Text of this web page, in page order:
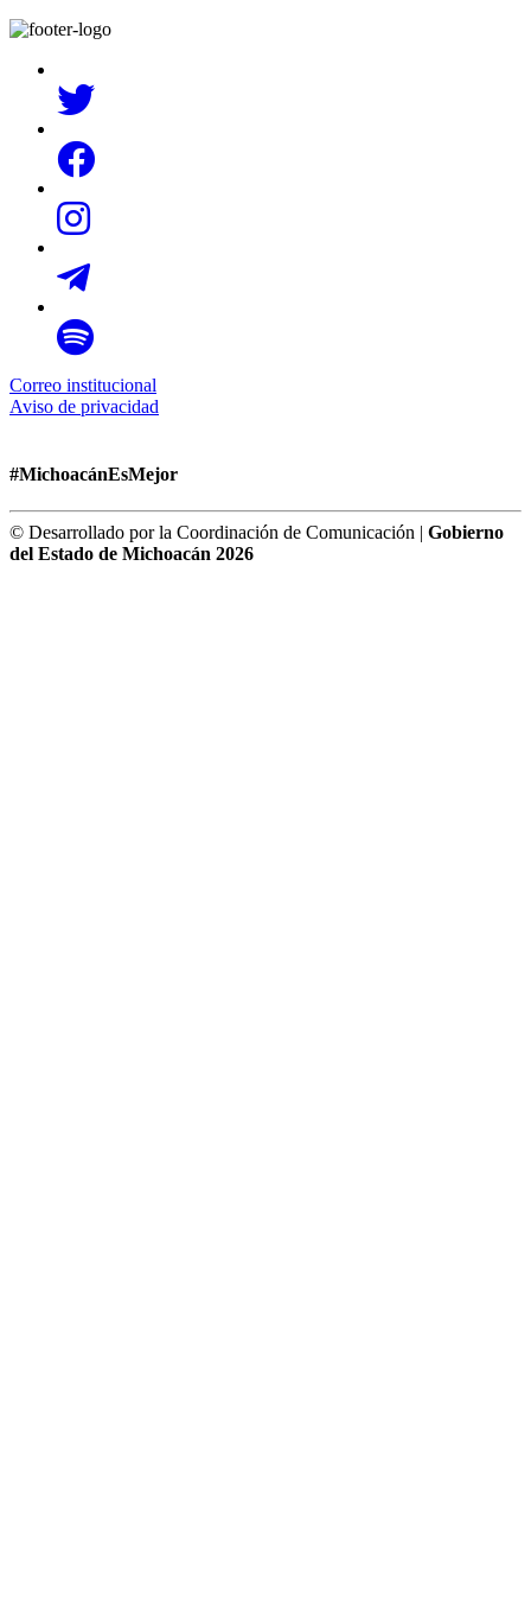
Correo institucional
Aviso de privacidad
#MichoacánEsMejor
© Desarrollado por la Coordinación de Comunicación | Gobierno
del Estado de Michoacán 2026